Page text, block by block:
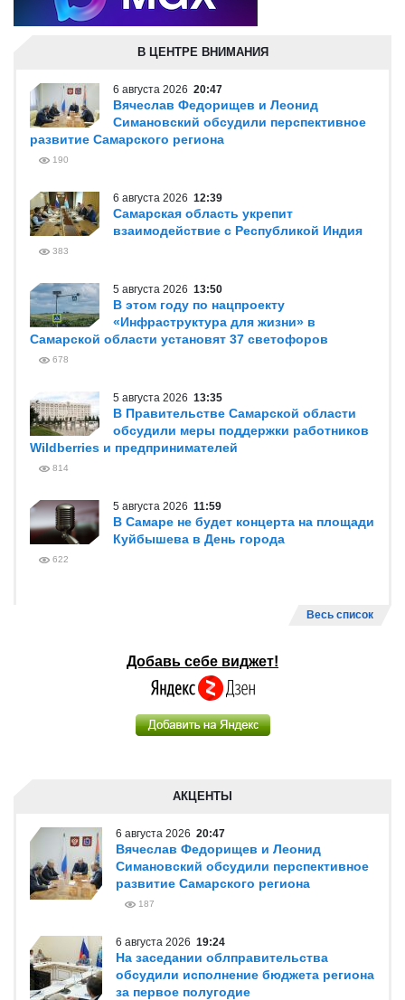
В ЦЕНТРЕ ВНИМАНИЯ
6 августа 2026 20:47
Вячеслав Федорищев и Леонид
Симановский обсудили перспективное
развитие Самарского региона
190
6 августа 2026 12:39
Самарская область укрепит
взаимодействие с Республикой Индия
383
5 августа 2026 13:50
В этом году по нацпроекту
«Инфраструктура для жизни» в
Самарской области установят 37 светофоров
678
5 августа 2026 13:35
В Правительстве Самарской области
обсудили меры поддержки работников
Wildberries и предпринимателей
814
5 августа 2026 11:59
В Самаре не будет концерта на площади
Куйбышева в День города
622
Весь список
Добавь себе виджет!
АКЦЕНТЫ
6 августа 2026 20:47
Вячеслав Федорищев и Леонид
Симановский обсудили перспективное
развитие Самарского региона
187
6 августа 2026 19:24
На заседании облправительства
обсудили исполнение бюджета региона
за первое полугодие